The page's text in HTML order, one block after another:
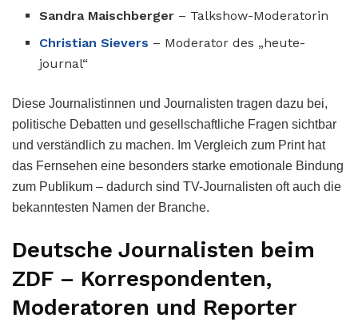
Sandra Maischberger – Talkshow-Moderatorin
Christian Sievers – Moderator des „heute-
journal“
Diese Journalistinnen und Journalisten tragen dazu bei,
politische Debatten und gesellschaftliche Fragen sichtbar
und verständlich zu machen. Im Vergleich zum Print hat
das Fernsehen eine besonders starke emotionale Bindung
zum Publikum – dadurch sind TV-Journalisten oft auch die
bekanntesten Namen der Branche.
Deutsche Journalisten beim
ZDF – Korrespondenten,
Moderatoren und Reporter